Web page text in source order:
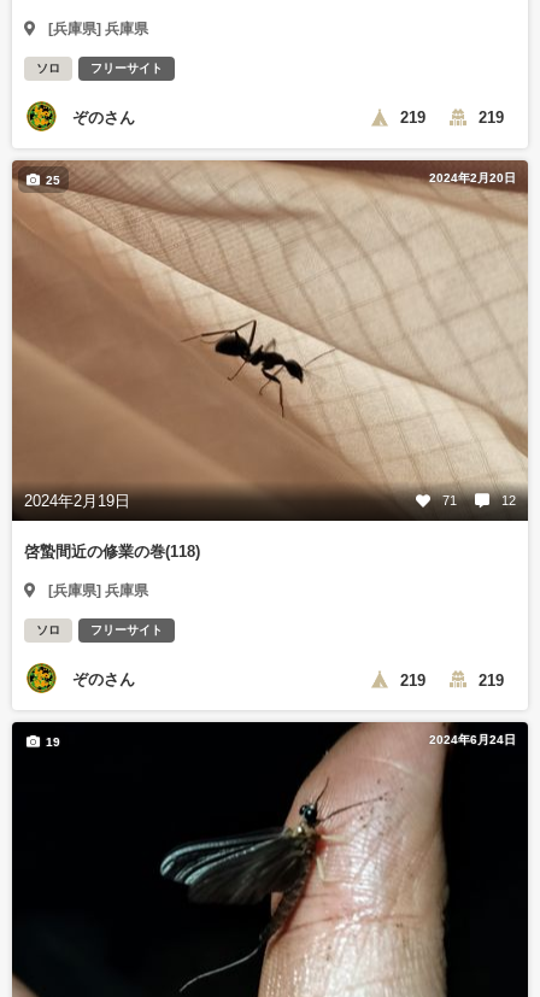
[兵庫県] 兵庫県
ソロ フリーサイト
ぞのさん 219 219
2024年2月20日
2024年2月19日 71 12
25
啓蟄間近の修業の巻(118)
[兵庫県] 兵庫県
ソロ フリーサイト
ぞのさん 219 219
2024年6月24日
19